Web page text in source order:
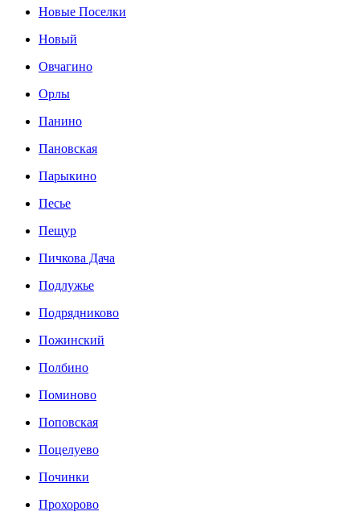
Новые Поселки
Новый
Овчагино
Орлы
Панино
Пановская
Парыкино
Песье
Пещур
Пичкова Дача
Подлужье
Подрядниково
Пожинский
Полбино
Поминово
Поповская
Поцелуево
Починки
Прохорово